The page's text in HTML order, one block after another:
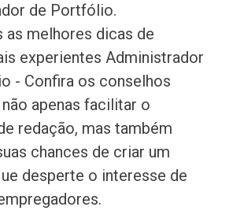
de Portfólio.
as melhores dicas de
experientes Administrador
- Confira os conselhos
apenas facilitar o
redação, mas também
chances de criar um
desperte o interesse de